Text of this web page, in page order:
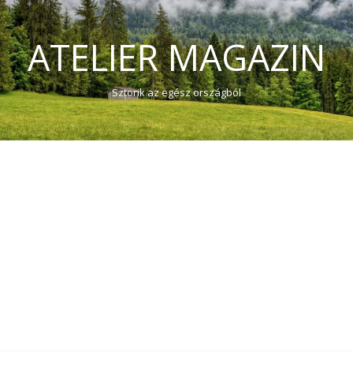
ATELIER MAGAZIN
Sztorik az egész országból